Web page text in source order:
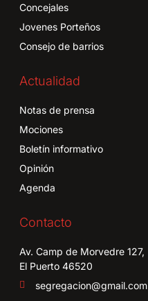
Concejales
Jovenes Porteños
Consejo de barrios
Actualidad
Notas de prensa
Mociones
Boletín informativo
Opinión
Agenda
Contacto
Av. Camp de Morvedre 127,
El Puerto 46520
segregacion@gmail.com